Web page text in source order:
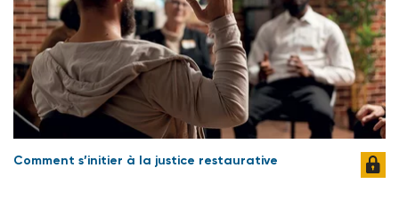
Comment s’initier à la justice restaurative